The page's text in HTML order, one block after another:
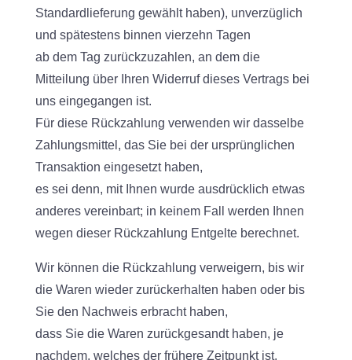
Standardlieferung gewählt haben), unverzüglich
und spätestens binnen vierzehn Tagen
ab dem Tag zurückzuzahlen, an dem die
Mitteilung über Ihren Widerruf dieses Vertrags bei
uns eingegangen ist.
Für diese Rückzahlung verwenden wir dasselbe
Zahlungsmittel, das Sie bei der ursprünglichen
Transaktion eingesetzt haben,
es sei denn, mit Ihnen wurde ausdrücklich etwas
anderes vereinbart; in keinem Fall werden Ihnen
wegen dieser Rückzahlung Entgelte berechnet.
Wir können die Rückzahlung verweigern, bis wir
die Waren wieder zurückerhalten haben oder bis
Sie den Nachweis erbracht haben,
dass Sie die Waren zurückgesandt haben, je
nachdem, welches der frühere Zeitpunkt ist.